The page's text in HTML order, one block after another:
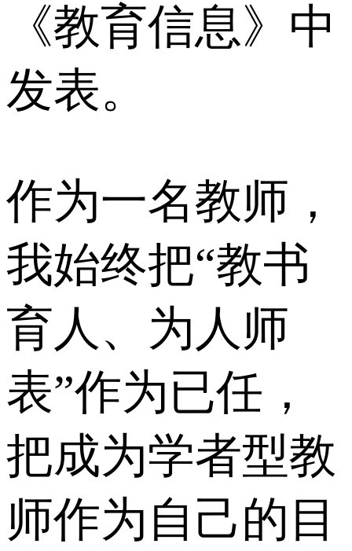
《教育信息》中
发表。
作为一名教师，
我始终把“教书
育人、为人师
表”作为已任，
把成为学者型教
师作为自己的目